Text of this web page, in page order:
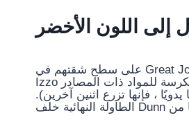
اللون الأخضر
على سطح شقتهم في Great Jones ، يجلس مؤسس Bonobos Andy Dunn وزوجته Manuela Zoninsein وطفلهما الأول
للمواد ذات المصادر
، فإنها تزرع اثنين آخرين).